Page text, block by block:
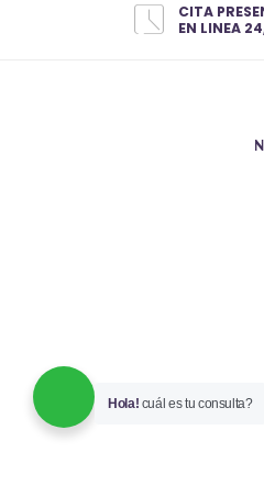
CITA
EN LINEA
Hola! cuál es tu consulta?